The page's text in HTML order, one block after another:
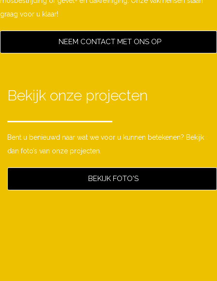
graag voor u klaar!
NEEM CONTACT MET ONS OP
Bekijk onze projecten
Bent u benieuwd naar wat we voor u kunnen betekenen? Bekijk
dan foto’s van onze projecten.
BEKIJK FOTO'S